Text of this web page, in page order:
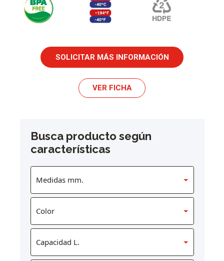
SOLICITAR MÁS INFORMACIÓN
VER FICHA
Busca producto según
características